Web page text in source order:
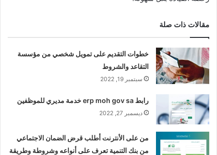
مقالات ذات صلة
خطوات التقديم على تمويل شخصي من مؤسسة
التقاعد والشروط
سبتمبر 19, 2022
رابط erp moh gov sa خدمة مديري للموظفين
ديسمبر 27, 2022
من على الأنترنت أطلب قرض الضمان الاجتماعي
من بنك التنمية تعرف على أنواعه وشروطة وطريقة